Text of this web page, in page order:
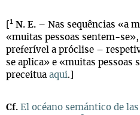
1 N. E. – Nas sequências «a
«muitas pessoas sentem-
preferível a próclise –
se aplica» e «muitas pessoas
preceitua aqui.]
Cf. El océano semántico de